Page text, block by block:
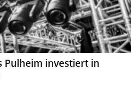
Pulheim investiert in